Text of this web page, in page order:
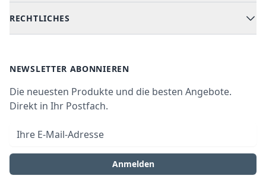
Kühlen & Gefrieren
Über uns
RECHTLICHES
Datenschutz
Widerrufsrecht
Impressum
NEWSLETTER ABONNIEREN
Die neuesten Produkte und die besten Angebote.
Direkt in Ihr Postfach.
E-Mail-Adresse
Anmelden